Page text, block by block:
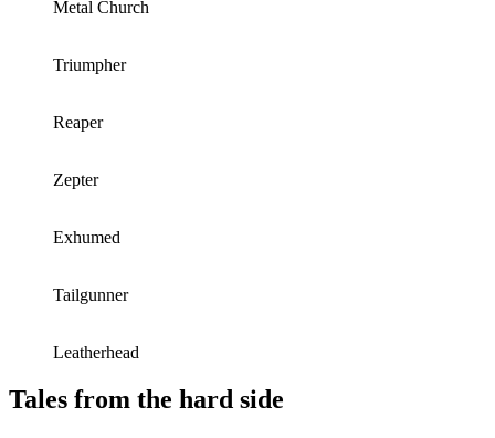
Metal Church
Triumpher
Reaper
Zepter
Exhumed
Tailgunner
Leatherhead
Tales from the hard side